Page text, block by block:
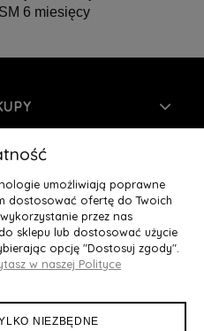
6 miesięcy
umożliwiają poprawne
dostosować ofertę do Twoich
przez nas
sklepu lub dostosować użycie
opcję "Dostosuj zgody".
w naszej Polityce
NIEZBĘDNE